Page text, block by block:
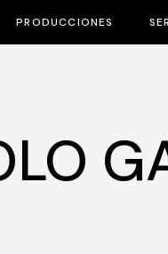
PRODUCCIONES